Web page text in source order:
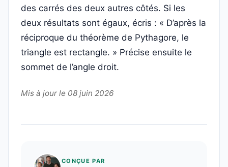
des carrés des deux autres côtés. Si les
deux résultats sont égaux, écris : « D’après la
réciproque du théorème de Pythagore, le
triangle est rectangle. » Précise ensuite le
sommet de l’angle droit.
Mis à jour le 08 juin 2026
CONÇUE PAR